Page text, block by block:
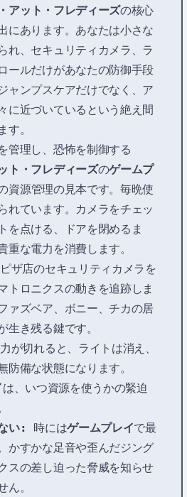
アット・フレディーズの核心
にあります。あなたは小さな
れ、セキュリティカメラ、ラ
ールだけがあなたの防御手段
ャンプスケアだけでなく、ア
に近づいているという絶え間
す。
管理し、恐怖を制御する
ト・フレディーズのゲームプ
資源管理の見本です。毎晩使
れています。カメラをチェッ
を点ける、ドアを閉めるま
重な電力を消費します。
ピザ店のセキュリティカメラを
トロニクスの動きを追跡しま
ァズベア、ボニー、チカの居
生き残る鍵です。
が切れると、ライトは消え、
防備な状態になります。
は、いつ資源を使うかの緊迫
い:
時にはゲームプレイで最
かすかな足音や歪んだジング
スの差し迫った脅威を知らせ
ん。